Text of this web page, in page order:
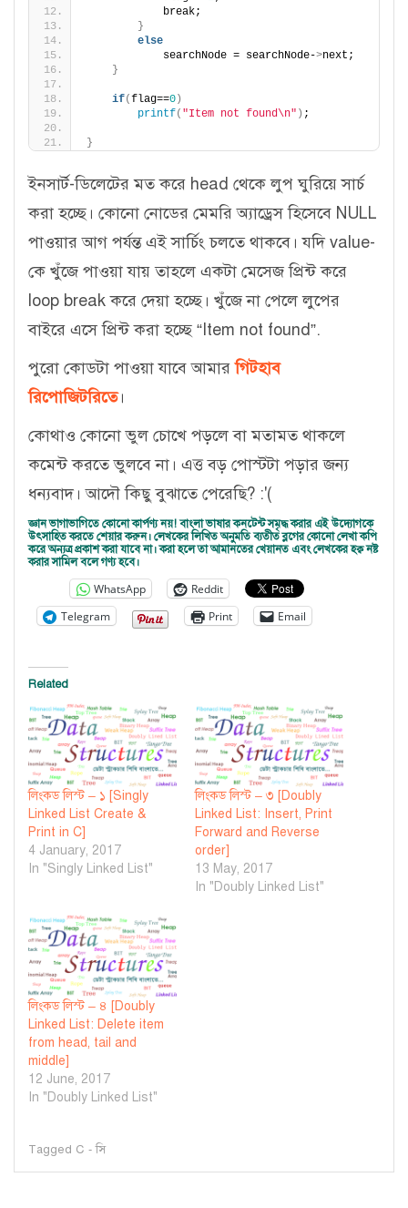
            break;
}
else
            searchNode = searchNode-
>next;
}
if(flag==0 )
printf( "Item not found\n" ) ;
}
ইনসার্ট-ডিলেটের মত করে head থেকে লুপ ঘুরিয়ে সার্চ
করা হচ্ছে। কোনো নোডের মেমরি অ্যাড্রেস হিসেবে NULL
পাওয়ার আগ পর্যন্ত এই সার্চিং চলতে থাকবে। যদি value-
কে খুঁজে পাওয়া যায় তাহলে একটা মেসেজ প্রিন্ট করে
loop break করে দেয়া হচ্ছে। খুঁজে না পেলে লুপের
বাইরে এসে প্রিন্ট করা হচ্ছে “Item not found”.
পুরো কোডটা পাওয়া যাবে আমারগিটহাব
রিপোজিটরিতে।
কোথাও কোনো ভুল চোখে পড়লে বা মতামত থাকলে
কমেন্ট করতে ভুলবে না। এত্ত বড় পোস্টটা পড়ার জন্য
ধন্যবাদ। আদৌ কিছু বুঝাতে পেরেছি? :'(
জ্ঞান ভাগাভাগিতে কোনো কার্পণ্য নয়! বাংলা ভাষার কনটেন্ট সমৃদ্ধ করার এই উদ্যোগকে
উৎসাহিত করতে শেয়ার করুন। লেখকের লিখিত অনুমতি ব্যতীত ব্লগের কোনো লেখা কপি
করে অন্যত্র প্রকাশ করা যাবে না। করা হলে তা আমানতের খেয়ানত এবং লেখকের হক্ব নষ্ট
করার সামিল বলে গণ্য হবে।
WhatsApp
Reddit
Telegram
Print Email
Related
লিংকড লিস্ট – ১ [Singly
Linked List Create &
Print in C]
4 January, 2017
In "Singly Linked List"
লিংকড লিস্ট – ৩ [Doubly
Linked List: Insert, Print
Forward and Reverse
order]
13 May, 2017
In "Doubly Linked List"
লিংকড লিস্ট – ৪ [Doubly
Linked List: Delete item
from head, tail and
middle]
12 June, 2017
In "Doubly Linked List"
Tagged C - সি